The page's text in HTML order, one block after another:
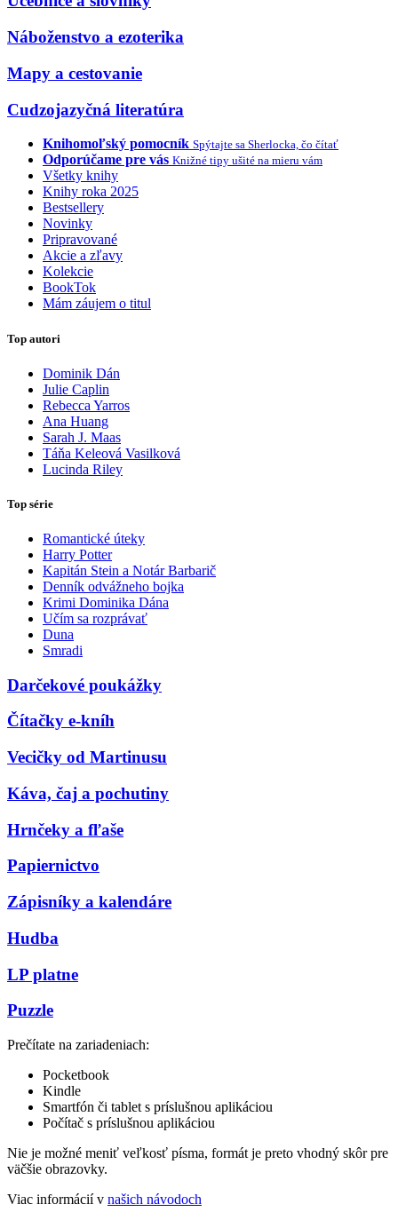
Náboženstvo a ezoterika
Mapy a cestovanie
Cudzojazyčná literatúra
Knihomoľský pomocník Spýtajte sa Sherlocka, čo čítať
Odporúčame pre vás Knižné tipy ušité na mieru vám
Všetky knihy
Knihy roka 2025
Bestsellery
Novinky
Pripravované
Akcie a zľavy
Kolekcie
BookTok
Mám záujem o titul
Top autori
Dominik Dán
Julie Caplin
Rebecca Yarros
Ana Huang
Sarah J. Maas
Táňa Keleová Vasilková
Lucinda Riley
Top série
Romantické úteky
Harry Potter
Kapitán Stein a Notár Barbarič
Denník odvážneho bojka
Krimi Dominika Dána
Učím sa rozprávať
Duna
Smradi
Darčekové poukážky
Čítačky e-kníh
Vecičky od Martinusu
Káva, čaj a pochutiny
Hrnčeky a fľaše
Papiernictvo
Zápisníky a kalendáre
Hudba
LP platne
Puzzle
Prečítate na zariadeniach:
Pocketbook
Kindle
Smartfón či tablet s príslušnou aplikáciou
Počítač s príslušnou aplikáciou
Nie je možné meniť veľkosť písma, formát je preto vhodný skôr pre
väčšie obrazovky.
Viac informácií v našich návodoch